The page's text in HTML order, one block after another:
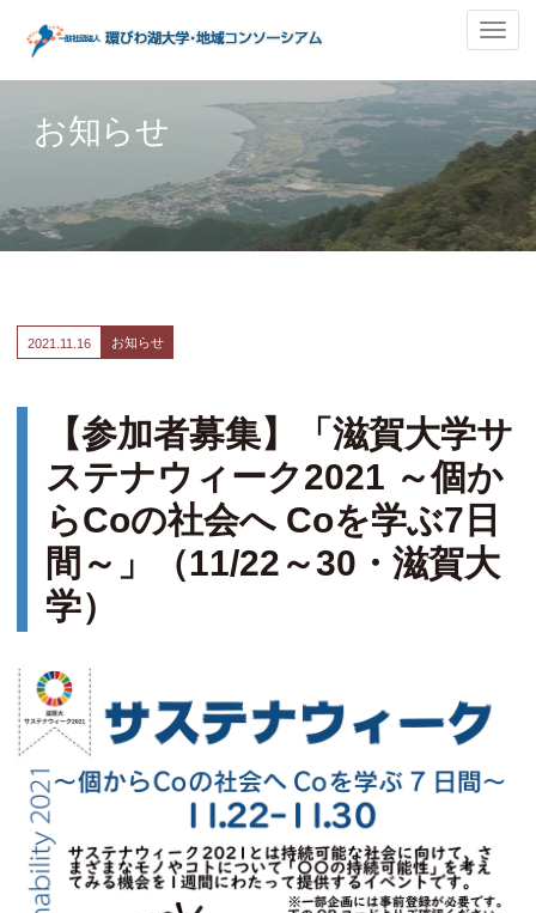
ナ
ビ
ゲ
ー
シ
ョ
ン
替
お知らせ
2021. 11.16 お知らせ
【参加者募集】「滋賀大学サ
ステナウィーク2021 ～個か
らCoの社会へ Coを学ぶ7日
間～」（11/22～30・滋賀大
学）